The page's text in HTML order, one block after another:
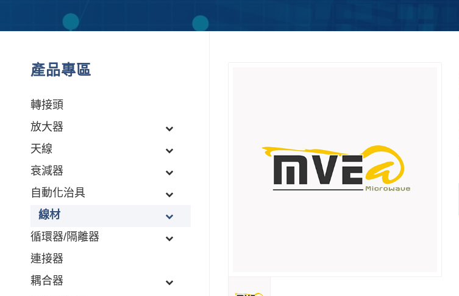
產品專區
轉接頭
放大器
天線
衰減器
自動化治具
線材
循環器/隔離器
連接器
耦合器